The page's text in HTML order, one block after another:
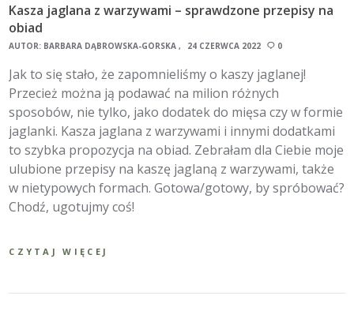
Kasza jaglana z warzywami – sprawdzone przepisy na
obiad
AUTOR: BARBARA DĄBROWSKA-GÓRSKA 24 CZERWCA 2022 0
Jak to się stało, że zapomnieliśmy o kaszy jaglanej!
Przecież można ją podawać na milion różnych
sposobów, nie tylko, jako dodatek do mięsa czy w formie
jaglanki. Kasza jaglana z warzywami i innymi dodatkami
to szybka propozycja na obiad. Zebrałam dla Ciebie moje
ulubione przepisy na kaszę jaglaną z warzywami, także
w nietypowych formach. Gotowa/gotowy, by spróbować?
Chodź, ugotujmy coś!
CZYTAJ WIĘCEJ